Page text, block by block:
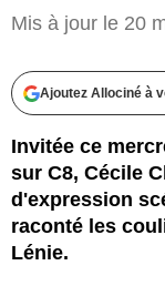
Mis à jour le 20
Ajoutez Allociné à
Invitée ce
sur C8, Cécile
d'expression
raconté les
Lénie.